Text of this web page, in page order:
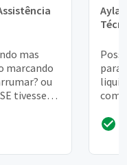
mas
marcando
ou
tivesse
Ayla
para